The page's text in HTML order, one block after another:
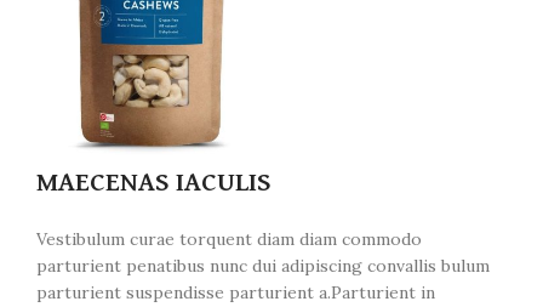
MAECENAS IACULIS
Vestibulum curae torquent diam diam commodo
parturient penatibus nunc dui adipiscing convallis bulum
parturient suspendisse parturient a.Parturient in